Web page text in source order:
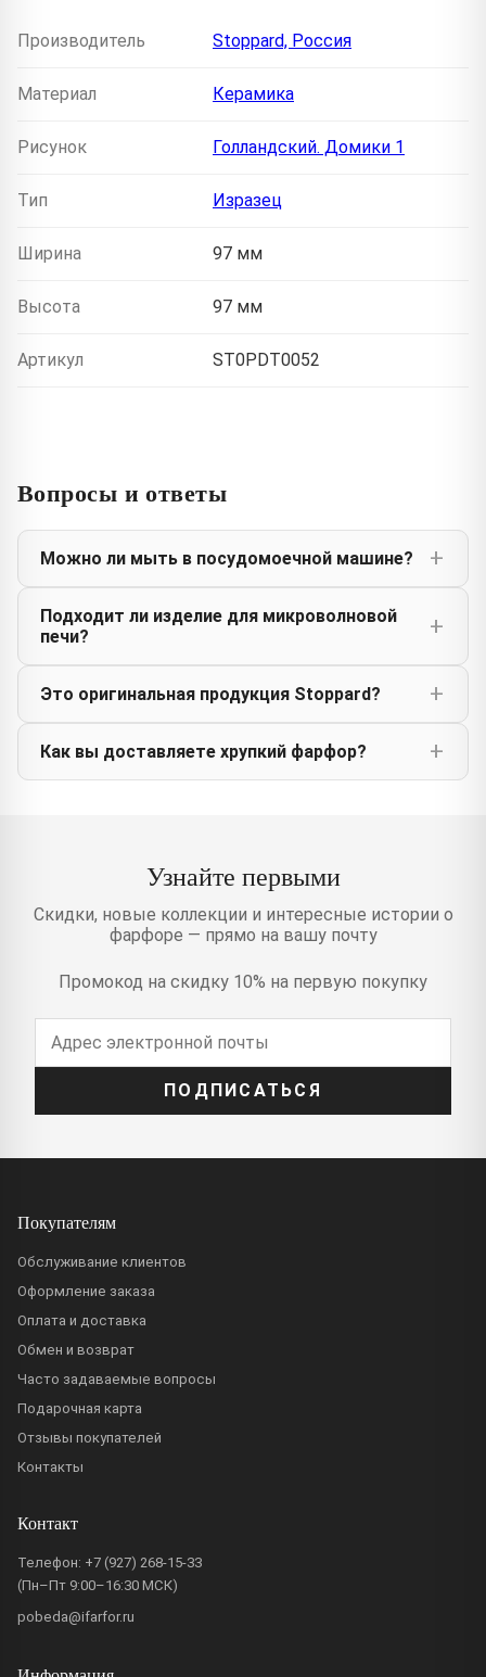
Производитель Stoppard, Россия
Материал Керамика
Рисунок Голландский. Домики 1
Тип Изразец
Ширина 97 мм
Высота 97 мм
Артикул ST0PDT0052
Вопросы и ответы
Можно ли мыть в посудомоечной машине?
Подходит ли изделие для микроволновой
печи?
Это оригинальная продукция Stoppard?
Как вы доставляете хрупкий фарфор?
Узнайте первыми
Скидки, новые коллекции и интересные истории о
фарфоре — прямо на вашу почту
Промокод на скидку 10% на первую покупку
ПОДПИСАТЬСЯ
Покупателям
Обслуживание клиентов
Оформление заказа
Оплата и доставка
Обмен и возврат
Часто задаваемые вопросы
Подарочная карта
Отзывы покупателей
Контакты
Контакт
Телефон: +7 (927) 268-15-33
(Пн–Пт 9:00–16:30 МСК)
pobeda@ifarfor.ru